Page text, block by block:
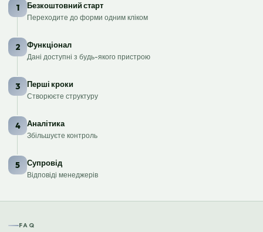
1 Безкоштовний старт
Переходите до форми одним кліком
2 Функціонал
Дані доступні з будь-якого пристрою
3 Перші кроки
Створюєте структуру
4 Аналітика
Збільшуєте контроль
5 Супровід
Відповіді менеджерів
FAQ